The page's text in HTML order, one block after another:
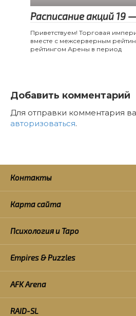
Расписание акций 19
Приветствуем! Торговая
вместе с межсерверным
рейтингом Арены в период
Добавить комментарий
Для отправки комментария
авторизоваться.
Контакты
Карта сайта
Психология и Таро
Empires & Puzzles
AFK Arena
RAID-SL